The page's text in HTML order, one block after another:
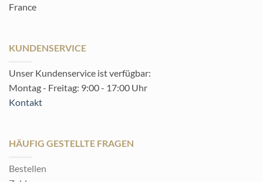
France
KUNDENSERVICE
Unser Kundenservice ist verfügbar:
Montag - Freitag: 9:00 - 17:00 Uhr
Kontakt
HÄUFIG GESTELLTE FRAGEN
Bestellen